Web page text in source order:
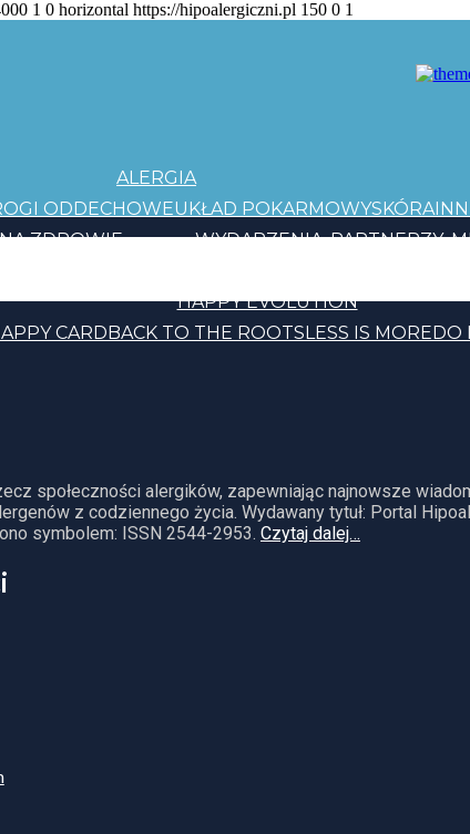
1 0 horizontal https://hipoalergiczni.pl 150 0 1
ALERGIA
ODDECHOWEUKŁAD POKARMOWYSKÓRA
ZDROWIE
WYDARZENIA PARTNERZY
HAPPY EVOLUTION
CARDBACK TO THE ROOTSLESS IS MOREDO
społeczności alergików, zapewniając najnowsze
z codziennego życia. Wydawany tytuł: Portal
symbolem: ISSN 2544-2953. Czytaj dalej…